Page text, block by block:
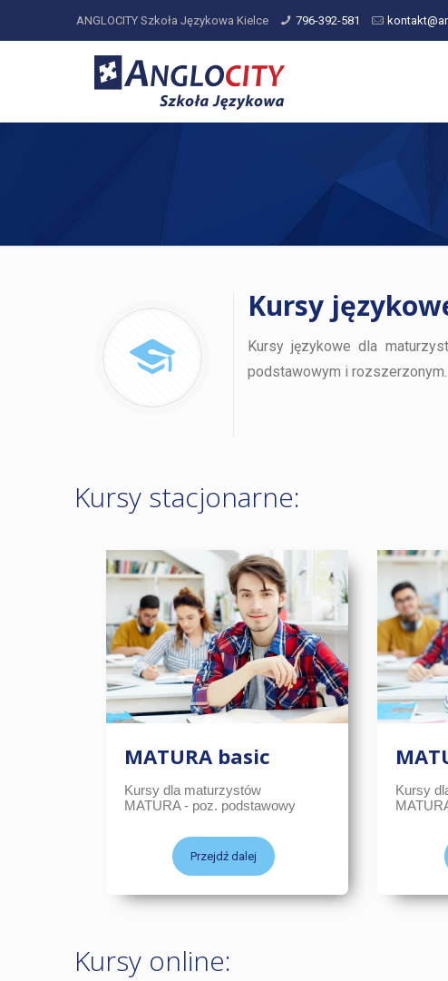
ANGLOCITY Szkoła Językowa Kielce 796-392-581
Kursy
Kursy językowe dla
podstawowym i
Kursy stacjonarne:
MATURA basic
Kursy dla maturzystów
MATURA - poz. podstawowy
Przejdź dalej
Kursy
Kursy online: